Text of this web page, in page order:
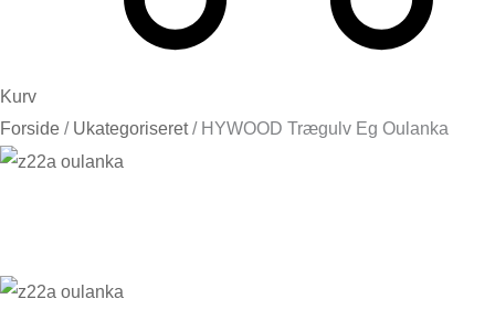
Kurv
Forside / Ukategoriseret/ HYWOOD Trægulv Eg Oulanka